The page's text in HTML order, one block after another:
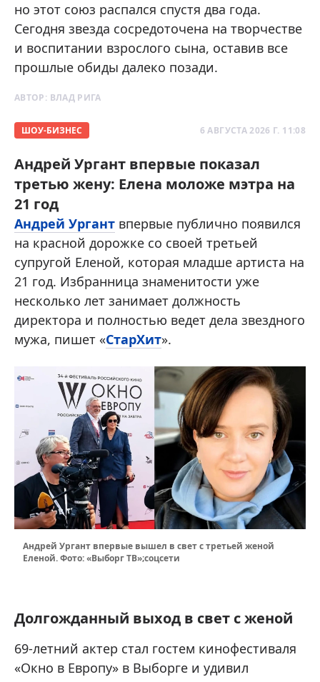
но этот союз распался спустя два года.
Сегодня звезда сосредоточена на творчестве
и воспитании взрослого сына, оставив все
прошлые обиды далеко позади.
АВТОР: ВЛАД РИГА
ШОУ-БИЗНЕС 6 АВГУСТА 2026 Г. 11:08
Андрей Ургант впервые показал
третью жену: Елена моложе мэтра на
21 год
Андрей Ургант впервые публично появился
на красной дорожке со своей третьей
супругой Еленой, которая младше артиста на
21 год. Избранница знаменитости уже
несколько лет занимает должность
директора и полностью ведет дела звездного
мужа, пишет «СтарХит».
Андрей Ургант впервые вышел в свет с третьей женой
Еленой. Фото: «Выборг ТВ»;соцсети
Долгожданный выход в свет с женой
69-летний актер стал гостем кинофестиваля
«Окно в Европу» в Выборге и удивил